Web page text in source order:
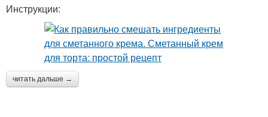
Инструкции:
читать дальше →